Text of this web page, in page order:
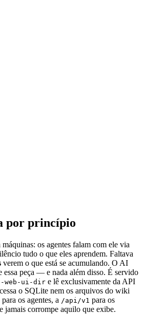
por princípio
os agentes falam com ele via
tudo o que eles aprendem. Faltava
verem o que está se acumulando. O AI
essa peça — e nada além disso. É servido
web-ui-dir e lê exclusivamente da API
o SQLite nem os arquivos do wiki
os agentes, a /api/v1 para os
jamais corrompe aquilo que exibe.